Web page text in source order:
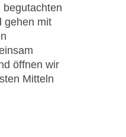
gehen mit
öffnen wir
Mitteln